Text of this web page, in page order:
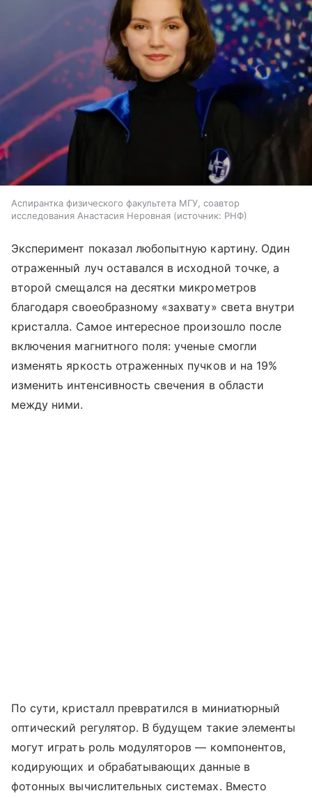
Аспирантка физического факультета МГУ, соавтор
исследования Анастасия Неровная
источник: РНФ
Эксперимент показал любопытную картину. Один
отраженный луч оставался в исходной точке, а
второй смещался на десятки микрометров
благодаря своеобразному «захвату» света внутри
кристалла. Самое интересное произошло после
включения магнитного поля: ученые смогли
изменять яркость отраженных пучков и на 19%
изменить интенсивность свечения в области
между ними.
По сути, кристалл превратился в миниатюрный
оптический регулятор. В будущем такие элементы
могут играть роль модуляторов — компонентов,
кодирующих и обрабатывающих данные в
фотонных вычислительных системах. Вместо